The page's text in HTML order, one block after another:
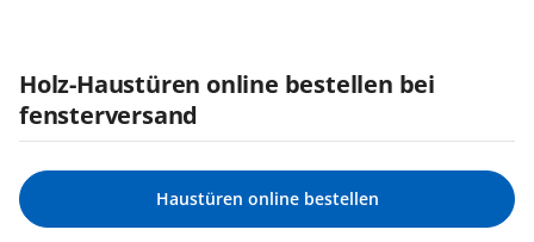
Holz-Haustüren online bestellen bei
fensterversand
Haustüren online bestellen